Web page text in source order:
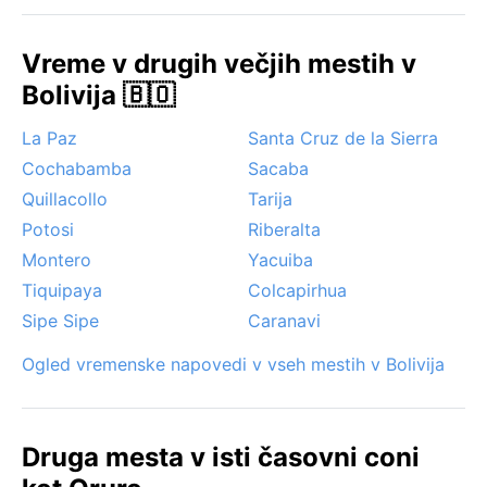
dolgotrajni. Opazen pojav je močan veter, ki se dvigne
zlasti popoldan, in občasne zmrzali v zimskih jutrih.
Nevihte s točo so redke, a možne. Megla ni pogosta,
saj je ozračje suho. Oruro ne doživlja monsunov ali
in suhosti značilni.
Vreme v drugih večjih mestih v
Bolivija 🇧🇴
La Paz
Santa Cruz de la Sierra
Cochabamba
Sacaba
Quillacollo
Tarija
Potosi
Riberalta
Montero
Yacuiba
Tiquipaya
Colcapirhua
Sipe Sipe
Caranavi
Ogled vremenske napovedi v vseh mestih v Bolivija
Druga mesta v isti časovni coni